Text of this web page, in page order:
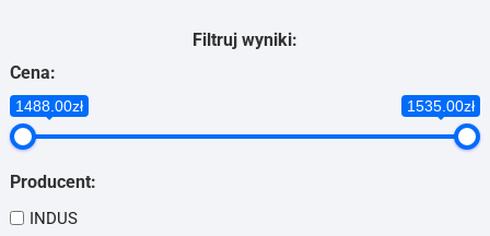
Filtruj wyniki:
Cena:
1488.00zł 1535.00zł
Producent:
INDUS